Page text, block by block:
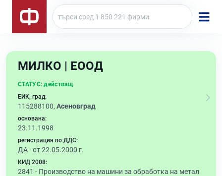
МИЛКО | ЕООД
СТАТУС: действащ
ЕИК, град:
115288100, Асеновград
основана:
23.11.1998
регистрация по ДДС:
ДА - от 22.05.2000 г.
КИД 2008:
2841 - Производство на машини за обработка на метал